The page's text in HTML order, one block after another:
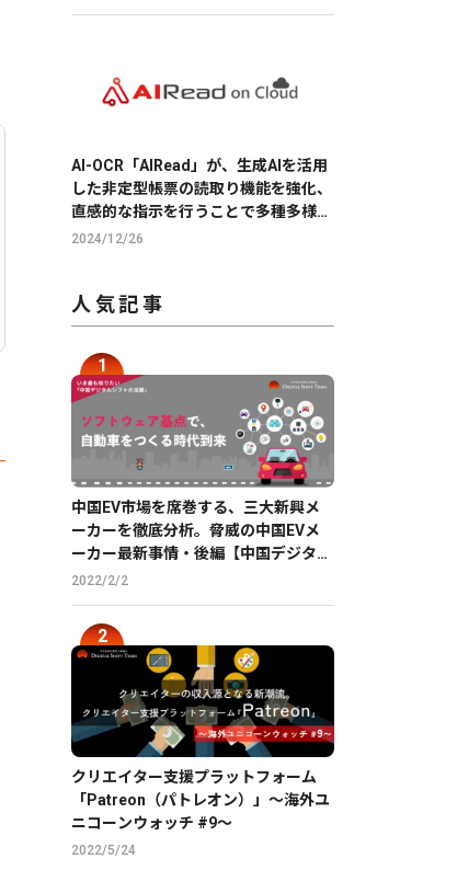
AI-OCR「AIRead」が、生成AIを活用
した非定型帳票の読取り機能を強化、
直感的な指示を行うことで多種多様な
帳票の読取りを実現
2024/12/26
人気記事
中国EV市場を席巻する、三大新興メ
ーカーを徹底分析。脅威の中国EVメ
ーカー最新事情・後編【中国デジタル
企業最前線】
2022/2/2
クリエイター支援プラットフォーム
「Patreon（パトレオン）」〜海外ユ
ニコーンウォッチ #9〜
2022/5/24